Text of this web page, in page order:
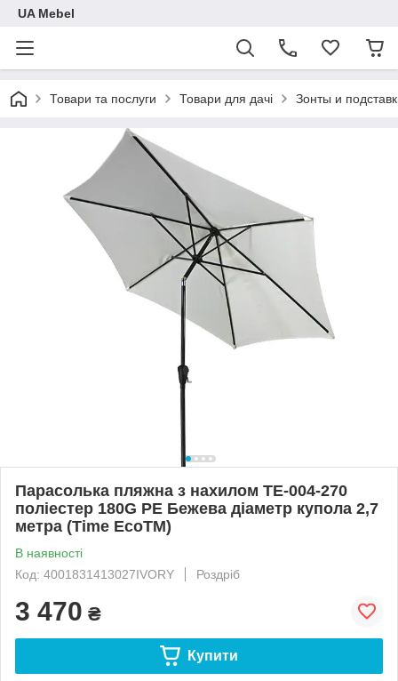
UA Mebel
Товари та послуги Товари для дачі Зонты и
Парасолька пляжна з нахилом ТЕ-004-270
поліестер 180G PE Бежева діаметр купола 2,7
метра (Time EcoTM)
В наявності
Код: 4001831413027IVORY
Роздріб
3 470 ₴
Купити